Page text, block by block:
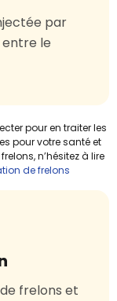
par
le
pour en traiter les
pour votre santé et
n’hésitez à lire
de frelons
frelons et